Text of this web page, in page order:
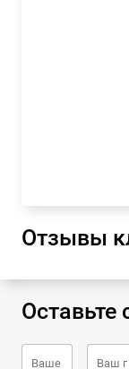
Отзывы
Оставьте